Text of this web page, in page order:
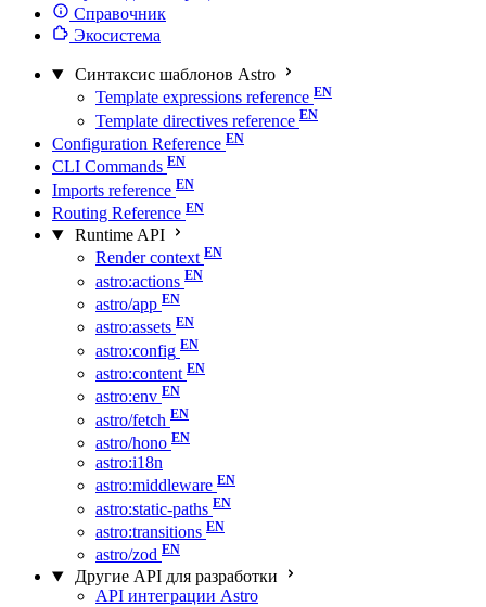
Справочник
Экосистема
Синтаксис шаблонов Astro
Template expressions reference
Template directives reference
Configuration Reference
CLI Commands
Imports reference
Routing Reference
Runtime API
Render context
astro:actions
astro/app
astro:assets
astro:config
astro:content
astro:env
astro/fetch
astro/hono
astro:i18n
astro:middleware
astro:static-paths
astro:transitions
astro/zod
Другие API для разработки
API интеграции Astro